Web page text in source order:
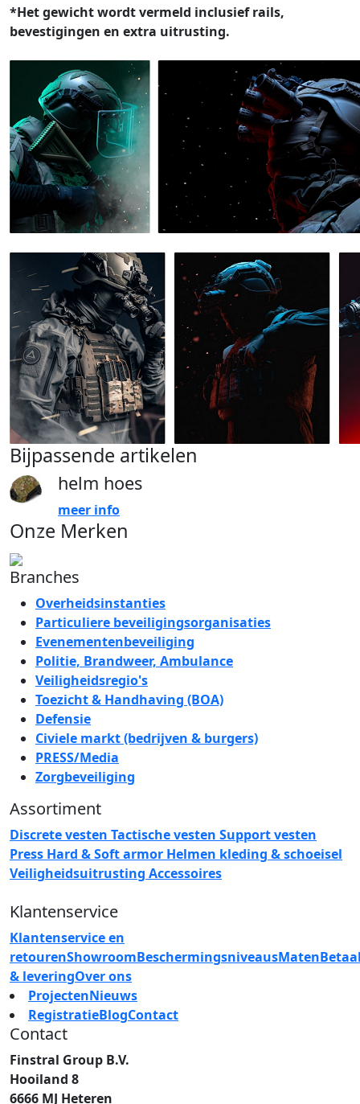
*Het gewicht wordt vermeld inclusief rails,
bevestigingen en extra uitrusting.
Bijpassende artikelen
helm hoes
meer info
Onze Merken
Branches
Overheidsinstanties
Particuliere beveiligingsorganisaties
Evenementenbeveiliging
Politie, Brandweer, Ambulance
Veiligheidsregio's
Toezicht & Handhaving (BOA)
Defensie
Civiele markt (bedrijven & burgers)
PRESS/Media
Zorgbeveiliging
Assortiment
Discrete vesten Tactische vesten Support vesten
Press Hard & Soft armor Helmen kleding & schoeisel
Veiligheidsuitrusting Accessoires
Klantenservice
Klantenservice en
retourenShowroomBeschermingsniveausMaten
& leveringOver ons
ProjectenNieuws
RegistratieBlogContact
Contact
Finstral Group B.V.
Hooiland 8
6666 MJ Heteren